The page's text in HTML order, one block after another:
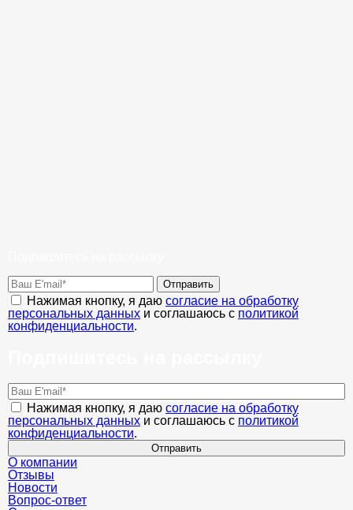
Отправить
Нажимая кнопку, я даю согласие на обработку
персональных данных и соглашаюсь с политикой
конфиденциальности.
Нажимая кнопку, я даю согласие на обработку
персональных данных и соглашаюсь с политикой
конфиденциальности.
Отправить
О компании
Отзывы
Новости
Вопрос-ответ